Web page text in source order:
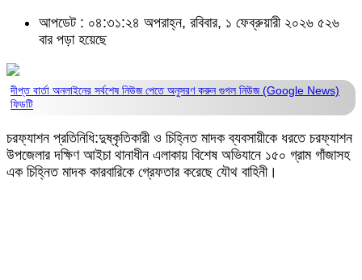
আপডেট : ০৪:৩১:২৪ অপরাহ্ন, রবিবার, ১ ফেব্রুয়ারী ২০২৬ ৫২৬
বার পড়া হয়েছে
দীপ্ত বার্তা অনলাইনের সর্বশেষ নিউজ পেতে অনুসরণ করুনগুগল নিউজ (Google News)
ফিডটি
চরফ্যাশন প্রতিনিধি:দুষ্কৃতিকারী ও চিহ্নিত মাদক ব্যবসায়ীকে ধরতে চরফ্যাশন
উপজেলার দক্ষিণ আইচা থানাধীন এলাকায় বিশেষ অভিযানে ১৫০ গ্রাম গাঁজাসহ
এক চিহ্নিত মাদক কারবারিকে গ্রেফতার করেছে যৌথ বাহিনী।